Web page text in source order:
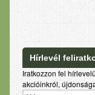
Hírlevél
Iratkozzon fel
akcióinkról,